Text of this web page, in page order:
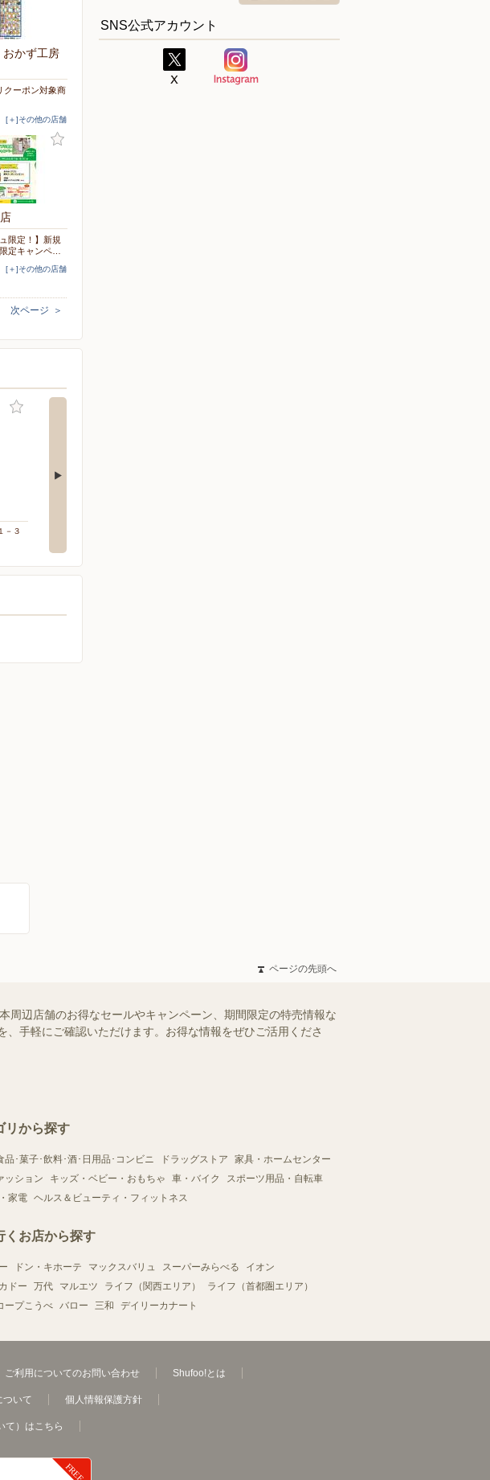
おかず工房
クーポン対象商
[＋]その他の店舗
限定！】新規
定キャンペ…
[＋]その他の店舗
次ページ ＞
－３
SNS公式アカウント
ページの先頭へ
周辺店舗のお得なセールやキャンペーン、期間限定の特売情報な
手軽にご確認いただけます。お得な情報をぜひご活用くださ
リから探す
品･菓子･飲料･酒･日用品･コンビニ ドラッグストア
家具・ホームセンター
ッション キッズ・ベビー・おもちゃ 車・バイク
スポーツ用品・自転車
家電 ヘルス＆ビューティ・フィットネス
くお店から探す
ドン・キホーテ マックスバリュ スーパーみらべる
イオン
ドー
万代 マルエツ ライフ（関西エリア）
ライフ（首都圏エリア）
ープこうべ バロー 三和 デイリーカナート
ご利用についてのお問い合わせ Shufoo!とは
ついて 個人情報保護方針
て）はこちら